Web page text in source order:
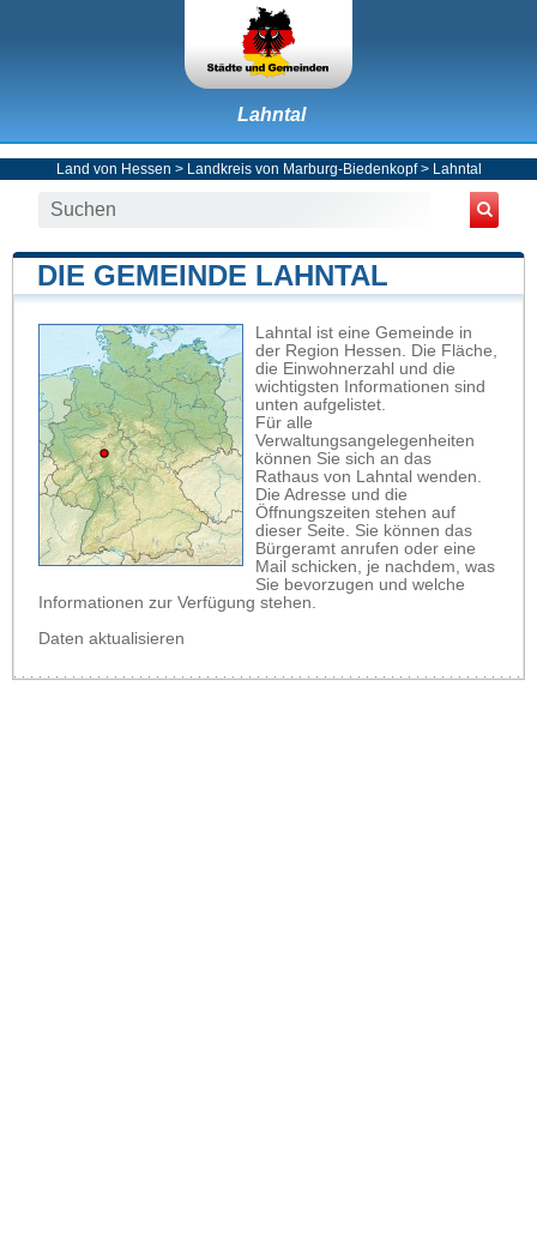
Lahntal
Land von Hessen > Landkreis von Marburg-Biedenkopf> Lahntal
DIE GEMEINDE LAHNTAL
Lahntal ist eine Gemeinde in
der Region Hessen. Die Fläche,
die Einwohnerzahl und die
wichtigsten Informationen sind
unten aufgelistet.
Für alle
Verwaltungsangelegenheiten
können Sie sich an das
Rathaus von Lahntal wenden.
Die Adresse und die
Öffnungszeiten stehen auf
dieser Seite. Sie können das
Bürgeramt anrufen oder eine
Mail schicken, je nachdem, was
Sie bevorzugen und welche
Informationen zur Verfügung stehen.
Daten aktualisieren